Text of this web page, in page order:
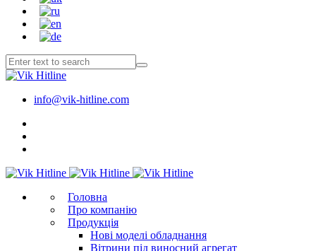
info@vik-hitline.com
Головна
Про компанію
Продукція
Нові моделі обладнання
Вітрини під виносний агрегат